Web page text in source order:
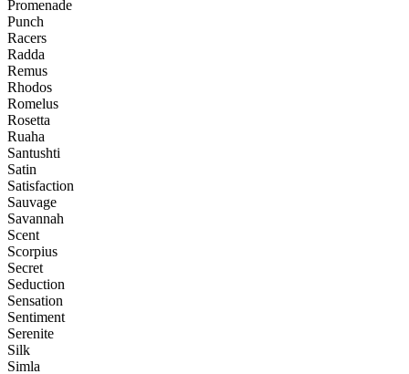
Promenade
Punch
Racers
Radda
Remus
Rhodos
Romelus
Rosetta
Ruaha
Santushti
Satin
Satisfaction
Sauvage
Savannah
Scent
Scorpius
Secret
Seduction
Sensation
Sentiment
Serenite
Silk
Simla